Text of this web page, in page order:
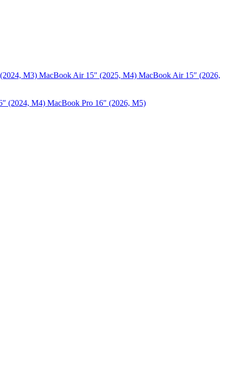
M3) MacBook Air 15" (2025, M4) MacBook Air 15″ (2026,
(2024, M4) MacBook Pro 16" (2026, M5)